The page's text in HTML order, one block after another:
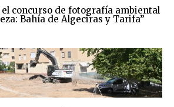
el concurso de fotografía ambiental
Bahía de Algeciras y Tarifa”